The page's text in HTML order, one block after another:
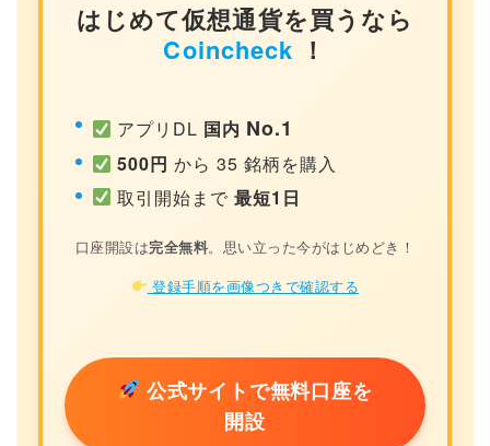
はじめて仮想通貨を買うなら
Coincheck ！
アプリDL 国内 No.1
500円 から 35 銘柄を購入
取引開始まで最短1日
口座開設は完全無料。思い立った今がはじめどき！
登録手順を画像つきで確認する
公式サイトで無料口座を
開設